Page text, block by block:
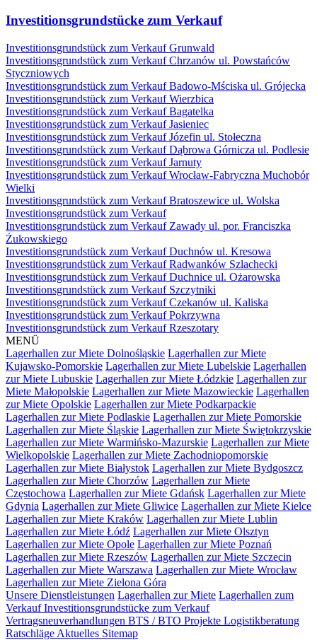
Investitionsgrundstücke zum Verkauf
Investitionsgrundstück zum Verkauf Grunwald
Investitionsgrundstück zum Verkauf Chrzanów ul. Powstańców
Styczniowych
Investitionsgrundstück zum Verkauf Badowo-Mściska ul. Grójecka
Investitionsgrundstück zum Verkauf Wierzbica
Investitionsgrundstück zum Verkauf Bagatelka
Investitionsgrundstück zum Verkauf Jasieniec
Investitionsgrundstück zum Verkauf Józefin ul. Stołeczna
Investitionsgrundstück zum Verkauf Dąbrowa Górnicza ul. Podlesie
Investitionsgrundstück zum Verkauf Jarnuty
Investitionsgrundstück zum Verkauf Wrocław-Fabryczna Muchobór
Wielki
Investitionsgrundstück zum Verkauf Bratoszewice ul. Wolska
Investitionsgrundstück zum Verkauf
Investitionsgrundstück zum Verkauf Zawady ul. por. Franciszka
Żukowskiego
Investitionsgrundstück zum Verkauf Duchnów ul. Kresowa
Investitionsgrundstück zum Verkauf Radwanków Szlachecki
Investitionsgrundstück zum Verkauf Duchnice ul. Ożarowska
Investitionsgrundstück zum Verkauf Szczytniki
Investitionsgrundstück zum Verkauf Czekanów ul. Kaliska
Investitionsgrundstück zum Verkauf Pokrzywna
Investitionsgrundstück zum Verkauf Rzeszotary
MENÜ
Lagerhallen zur Miete Dolnośląskie Lagerhallen zur Miete
Kujawsko-Pomorskie Lagerhallen zur Miete Lubelskie Lagerhallen
zur Miete Lubuskie Lagerhallen zur Miete Łódzkie Lagerhallen zur
Miete Małopolskie Lagerhallen zur Miete Mazowieckie Lagerhallen
zur Miete Opolskie Lagerhallen zur Miete Podkarpackie
Lagerhallen zur Miete Podlaskie Lagerhallen zur Miete Pomorskie
Lagerhallen zur Miete Śląskie Lagerhallen zur Miete Świętokrzyskie
Lagerhallen zur Miete Warmińsko-Mazurskie Lagerhallen zur Miete
Wielkopolskie Lagerhallen zur Miete Zachodniopomorskie
Lagerhallen zur Miete Białystok Lagerhallen zur Miete Bydgoszcz
Lagerhallen zur Miete Chorzów Lagerhallen zur Miete
Częstochowa Lagerhallen zur Miete Gdańsk Lagerhallen zur Miete
Gdynia Lagerhallen zur Miete Gliwice Lagerhallen zur Miete Kielce
Lagerhallen zur Miete Kraków Lagerhallen zur Miete Lublin
Lagerhallen zur Miete Łódź Lagerhallen zur Miete Olsztyn
Lagerhallen zur Miete Opole Lagerhallen zur Miete Poznań
Lagerhallen zur Miete Rzeszów Lagerhallen zur Miete Szczecin
Lagerhallen zur Miete Warszawa Lagerhallen zur Miete Wrocław
Lagerhallen zur Miete Zielona Góra
Unsere Dienstleistungen Lagerhallen zur Miete Lagerhallen zum
VerkaufInvestitionsgrundstücke zum Verkauf
Vertragsneuverhandlungen BTS / BTO Projekte Logistikberatung
Ratschläge Aktuelles Sitemap